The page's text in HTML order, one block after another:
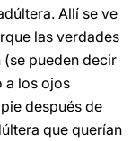
Allí se ve
las verdades
(se pueden decir
a los ojos
después de
que querían